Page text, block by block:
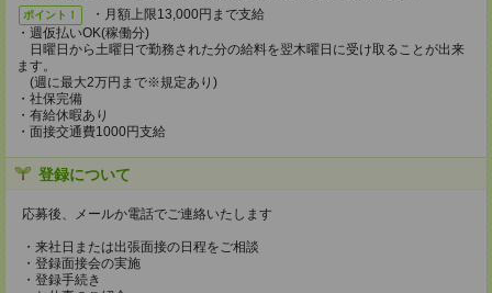
ポイント！
・月額上限13,000円まで支給
・週仮払いOK(稼働分)
日曜日から土曜日で勤務された分の給料を翌木曜日に受け取ることが出来
ます。
(週に最大2万円まで※規定あり)
・社保完備
・有給休暇あり
・面接交通費1000円支給
登録について
応募後、メールか電話でご連絡いたします
・来社日または出張面接の日程をご相談
・登録面接会の実施
・登録手続き